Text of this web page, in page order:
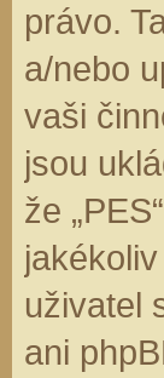
právo.
a/nebo
vaši
jsou
že
uživatel
ani